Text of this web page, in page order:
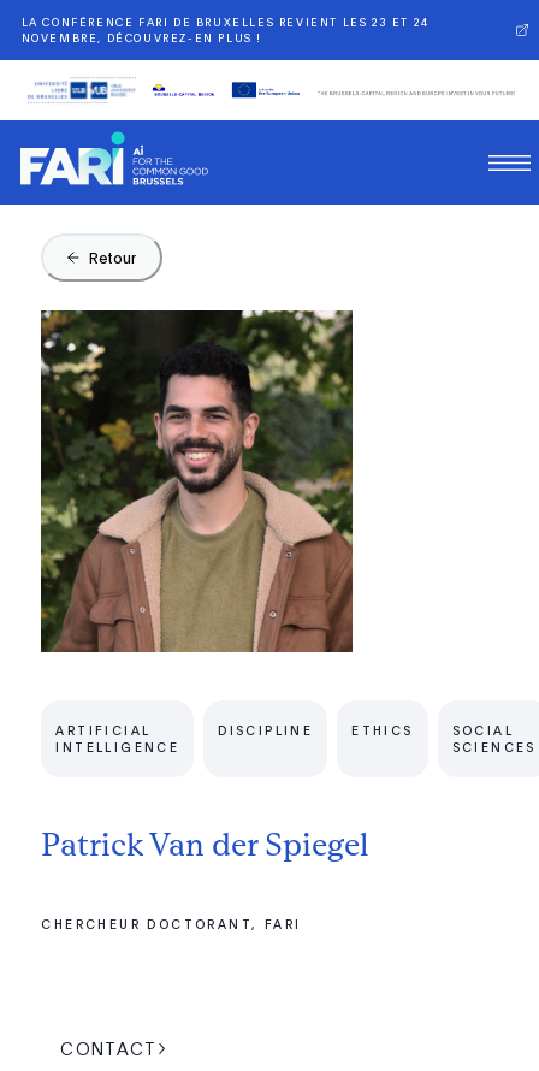
LA CONFÉRENCE FARI DE BRUXELLES REVIENT LES 23 ET 24
NOVEMBRE, DÉCOUVREZ-EN PLUS !
Retour
Patrick Van der Spiegel
ARTIFICIAL
INTELLIGENCE
DISCIPLINE ETHICS
SOCIAL
SCIENCES
CHERCHEUR DOCTORANT, FARI
CONTACT